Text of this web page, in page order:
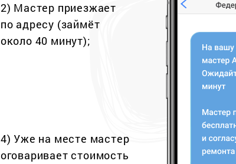
2) Мастер приезжает
по адресу (займёт
около 40 минут);
4) Уже на месте мастер
оговаривает стоимость